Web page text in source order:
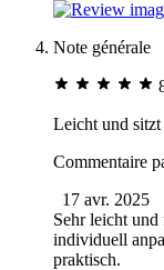
Note générale
Leicht und sitzt
Commentaire
17 avr. 2025
Sehr leicht
individuell
praktisch.